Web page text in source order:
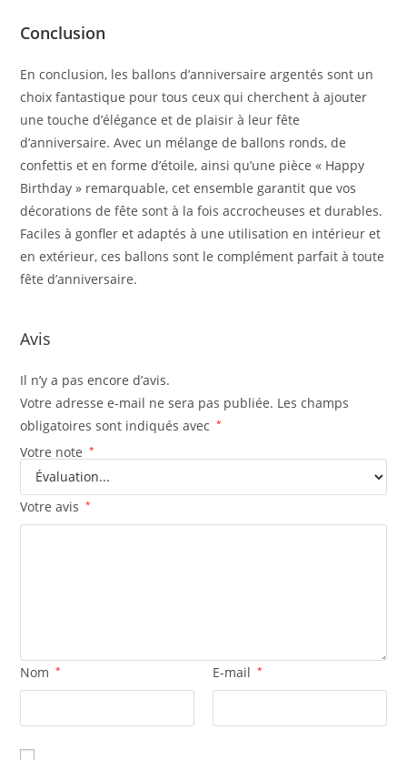
Conclusion
En conclusion, les ballons d’anniversaire argentés sont un
choix fantastique pour tous ceux qui cherchent à ajouter
une touche d’élégance et de plaisir à leur fête
d’anniversaire. Avec un mélange de ballons ronds, de
confettis et en forme d’étoile, ainsi qu’une pièce « Happy
Birthday » remarquable, cet ensemble garantit que vos
décorations de fête sont à la fois accrocheuses et durables.
Faciles à gonfler et adaptés à une utilisation en intérieur et
en extérieur, ces ballons sont le complément parfait à toute
fête d’anniversaire.
Avis
Il n’y a pas encore d’avis.
Votre adresse e-mail ne sera pas publiée. Les champs
obligatoires sont indiqués avec
*
Votre note *
Votre avis *
Nom * E-mail *